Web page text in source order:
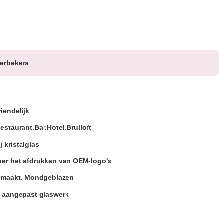
kristalglas
het afdrukken van OEM-logo's
Mondgeblazen
aangepast glaswerk